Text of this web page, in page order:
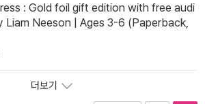
: Gold foil gift edition with free audi
Liam Neeson | Ages 3-6 (Paperback,
더보기